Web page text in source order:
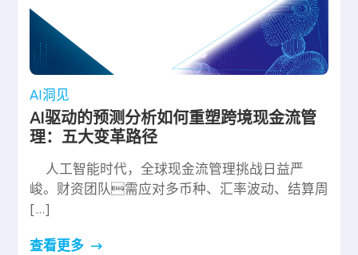
AI洞见
AI驱动的预测分析如何重塑跨境现金流管
理：五大变革路径
人工智能时代，全球现金流管理挑战日益严
峻。财资团队需应对多币种、汇率波动、结算周
[…]
查看更多